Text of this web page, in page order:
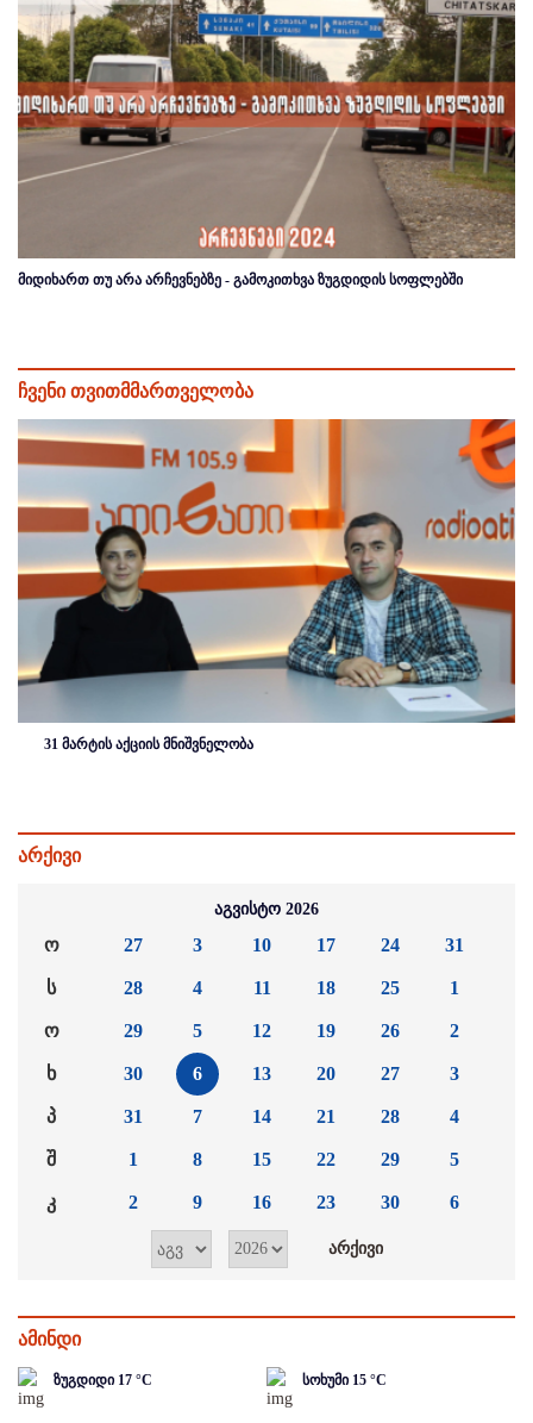
მიდიხართ თუ არა არჩევნებზე - გამოკითხვა ზუგდიდის სოფლებში
ჩვენი თვითმმართველობა
31 მარტის აქციის მნიშვნელობა
არქივი
აგვისტო 2026
ო
ს
ო
ხ
პ
შ
კ
27
28
29
30
31
1
2
3
4
5
6
7
8
9
10
11
12
13
14
15
16
17
18
19
20
21
22
23
24
25
26
27
28
29
30
31
1
2
3
4
5
6
ამინდი
ზუგდიდი 17 °C სოხუმი 15 °C